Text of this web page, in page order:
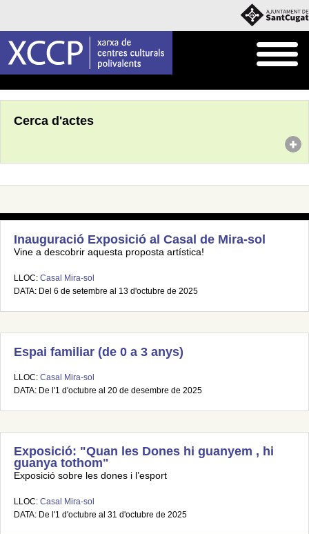
Cerca d'actes
Inauguració Exposició al Casal de Mira-sol
Vine a descobrir aquesta proposta artística!
LLOC: Casal Mira-sol
DATA: Del 6 de setembre al 13 d'octubre de 2025
Espai familiar (de 0 a 3 anys)
LLOC: Casal Mira-sol
DATA: De l'1 d'octubre al 20 de desembre de 2025
Exposició: "Quan les Dones hi guanyem , hi
guanya tothom"
Exposició sobre les dones i l’esport
LLOC: Casal Mira-sol
DATA: De l'1 d'octubre al 31 d'octubre de 2025